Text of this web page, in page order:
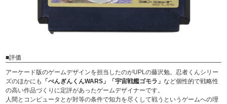
■評価
アーケード版のゲームデザインを担当したのがUPLの藤沢勉。忍者くんシリー
ズのほかにも
「ぺんぎんくんWARS」「宇宙戦艦ゴモラ」など個性的で戦略性
の高い作品づくりに定評があったゲームデザイナーです。
人間とコンピュータとが対等の条件で知力を尽くして戦うというゲームへの理